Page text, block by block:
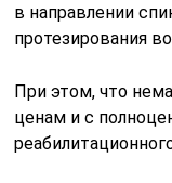
в направлении
протезирования
При этом, что
ценам и с